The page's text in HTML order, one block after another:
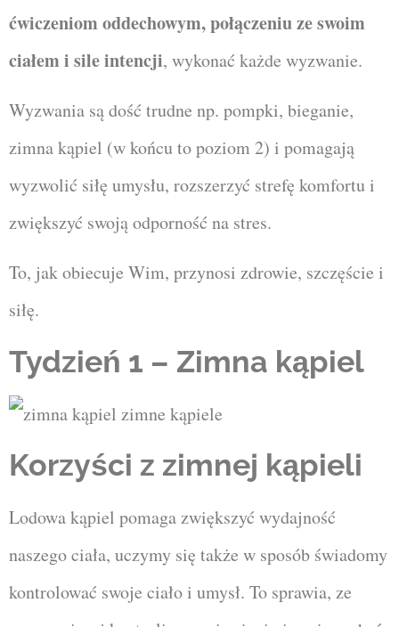
ćwiczeniom oddechowym, połączeniu ze swoim
ciałem i sile intencji, wykonać każde wyzwanie.
Wyzwania są dość trudne np. pompki, bieganie,
zimna kąpiel (w końcu to poziom 2) i pomagają
wyzwolić siłę umysłu, rozszerzyć strefę komfortu i
zwiększyć swoją odporność na stres.
To, jak obiecuje Wim, przynosi zdrowie, szczęście i
siłę.
Tydzień 1 – Zimna kąpiel
Korzyści z zimnej kąpieli
Lodowa kąpiel pomaga zwiększyć wydajność
naszego ciała, uczymy się także w sposób świadomy
kontrolować swoje ciało i umysł. To sprawia, ze